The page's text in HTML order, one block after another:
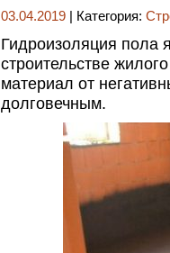
03.04.2019 | Категория:
Гидроизоляция пола
строительстве
материал от
долговечным.